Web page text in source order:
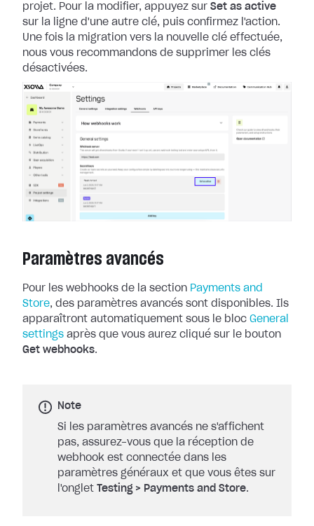
projet. Pour la modifier, appuyez sur Set as active
sur la ligne d'une autre clé, puis confirmez l'action.
Une fois la migration vers la nouvelle clé effectuée,
nous vous recommandons de supprimer les clés
désactivées.
Paramètres avancés
Pour les webhooks de la section Payments and
Store, des paramètres avancés sont disponibles. Ils
apparaîtront automatiquement sous le bloc General
settings après que vous aurez cliqué sur le bouton
Get webhooks.
Note
Si les paramètres avancés ne s'affichent
pas, assurez-vous que la réception de
webhook est connectée dans les
paramètres généraux et que vous êtes sur
l'onglet
Testing > Payments and Store.